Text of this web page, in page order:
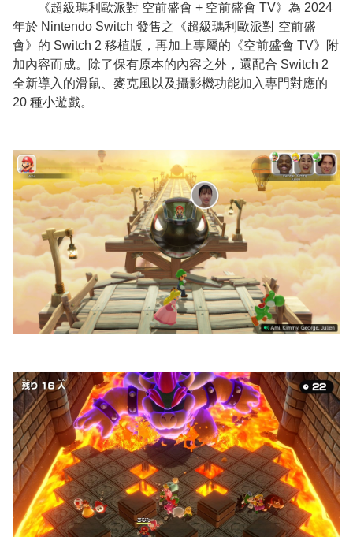
《超級瑪利歐派對 空前盛會 + 空前盛會 TV》為 2024
年於 Nintendo Switch 發售之《超級瑪利歐派對 空前盛
會》的 Switch 2 移植版，再加上專屬的《空前盛會 TV》附
加內容而成。除了保有原本的內容之外，還配合 Switch 2
全新導入的滑鼠、麥克風以及攝影機功能加入專門對應的
20 種小遊戲。